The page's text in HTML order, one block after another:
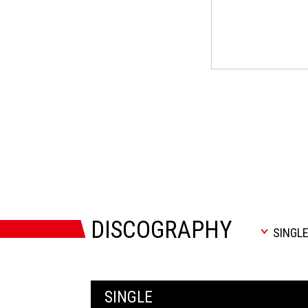
DISCOGRAPHY SINGLE
SINGLE